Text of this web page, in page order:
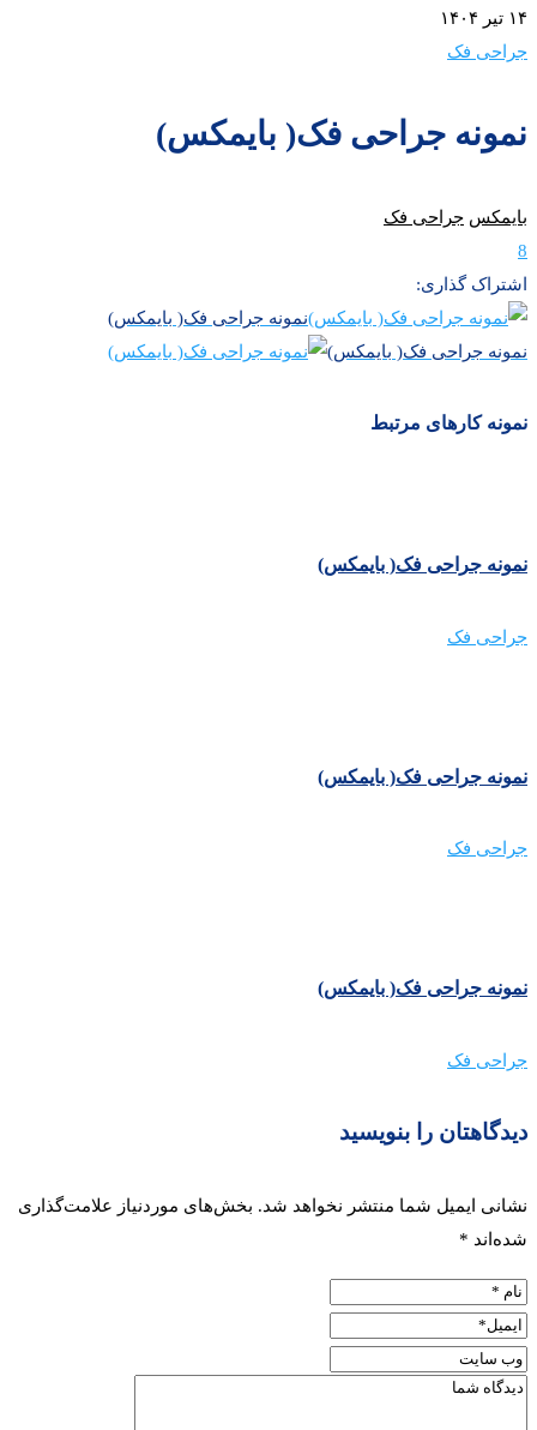
۱۴ تیر ۱۴۰۴
جراحی فک
نمونه جراحی فک( بایمکس)
بایمکس جراحی فک
اشتراک گذاری:
نمونه جراحی فک( بایمکس)
نمونه جراحی فک( بایمکس)
نمونه کارهای مرتبط
نمونه جراحی فک( بایمکس)
جراحی فک
نمونه جراحی فک( بایمکس)
جراحی فک
نمونه جراحی فک( بایمکس)
جراحی فک
دیدگاهتان را بنویسید
نشانی ایمیل شما منتشر نخواهد شد. بخش‌های موردنیاز علامت‌گذاری
شده‌اند*